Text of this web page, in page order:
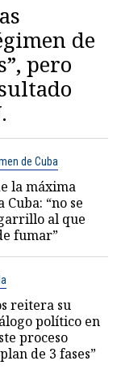
de
pero
de Cuba
la máxima
“no se
al que
fumar”
reitera su
político en
proceso
de 3 fases”